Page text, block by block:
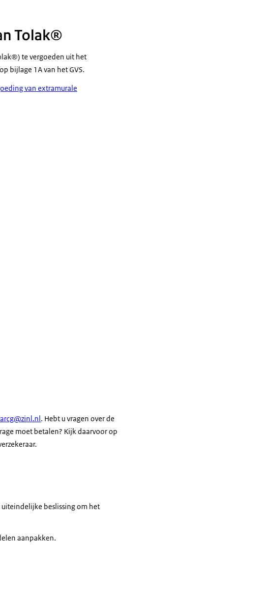
Tolak®
te vergoeden uit het
bijlage 1A van het GVS.
van extramurale
. Hebt u vragen over de
moet betalen? Kijk daarvoor op
beslissing om het
aanpakken.